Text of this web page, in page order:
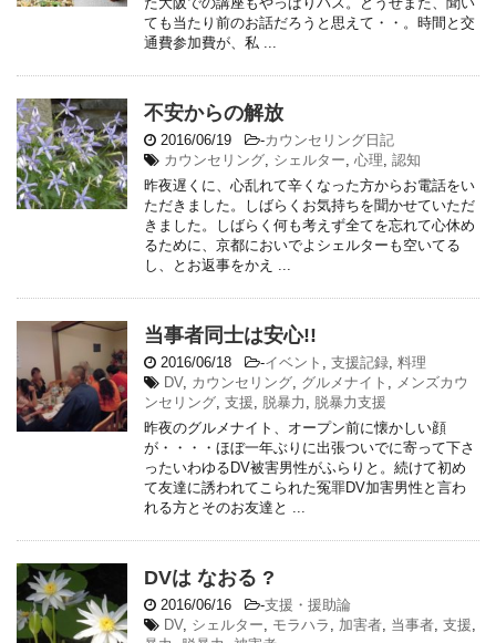
ても当たり前のお話だろうと思えて・・。時間と交
通費参加費が、私 ...
不安からの解放
2016/06/19 -カウンセリング日記
カウンセリング, シェルター, 心理, 認知
昨夜遅くに、心乱れて辛くなった方からお電話をい
ただきました。しばらくお気持ちを聞かせていただ
きました。しばらく何も考えず全てを忘れて心休め
るために、京都においでよシェルターも空いてる
し、とお返事をかえ ...
当事者同士は安心!!
2016/06/18 -イベント , 支援記録, 料理
DV, カウンセリング, グルメナイト , メンズカウ
ンセリング, 支援, 脱暴力 , 脱暴力支援
昨夜のグルメナイト、オープン前に懐かしい顔
が・・・・ほぼ一年ぶりに出張ついでに寄って下さ
ったいわゆるDV被害男性がふらりと。続けて初め
て友達に誘われてこられた冤罪DV加害男性と言わ
れる方とそのお友達と ...
DVは なおる ?
2016/06/16 -支援・援助論
DV, シェルター, モラハラ , 加害者, 当事者, 支援,